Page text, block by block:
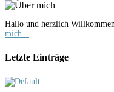
Hallo und herzlich
mich...
Letzte Einträge